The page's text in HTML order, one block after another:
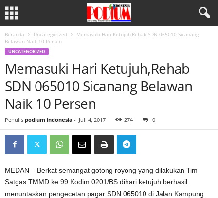
Beranda Uncategorized
Memasuki Hari Ketujuh,Rehab SDN 065010 Sicanang
Belawan Naik 10 Persen
UNCATEGORIZED
Memasuki Hari Ketujuh,Rehab
SDN 065010 Sicanang Belawan
Naik 10 Persen
Penulis podium indonesia - Juli 4, 2017 274 0
MEDAN – Berkat semangat gotong royong yang dilakukan Tim
Satgas TMMD ke 99 Kodim 0201/BS dihari ketujuh berhasil
menuntaskan pengecetan pagar SDN 065010 di Jalan Kampung